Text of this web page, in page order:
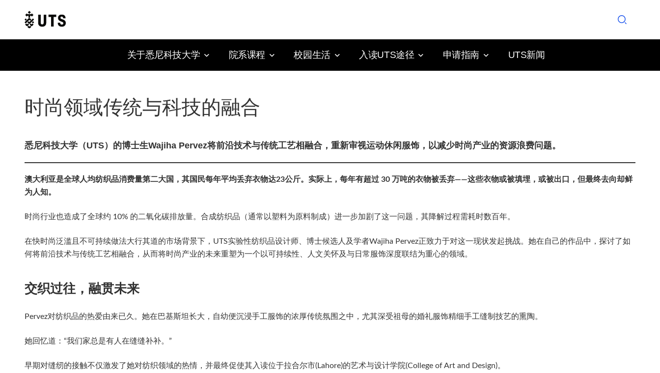
关于悉尼科技大学 院系课程 校园生活 入读UTS途径 申请指南 UTS新闻
时尚领域传统与科技的融合
悉尼科技大学（UTS）的博士生Wajiha Pervez将前沿技术与传统工艺相融合，重新审视运动休闲服饰，以减少时尚产业的资源浪费问题。
澳大利亚是全球人均纺织品消费量第二大国，其国民每年平均丢弃衣物达23公斤。实际上，每年有超过 30 万吨的衣物被丢弃——这些衣物或被填埋，或被出口，但最终去向却鲜
为人知。
时尚行业也造成了全球约 10% 的二氧化碳排放量。合成纺织品（通常以塑料为原料制成）进一步加剧了这一问题，其降解过程需耗时数百年。
在快时尚泛滥且不可持续做法大行其道的市场背景下，UTS实验性纺织品设计师、博士候选人及学者Wajiha Pervez正致力于对这一现状发起挑战。她在自己的作品中，探讨了如
何将前沿技术与传统工艺相融合，从而将时尚产业的未来重塑为一个以可持续性、人文关怀及与日常服饰深度联结为重心的领域。
交织过往，融贯未来
Pervez对纺织品的热爱由来已久。她在巴基斯坦长大，自幼便沉浸手工服饰的浓厚传统氛围之中，尤其深受祖母的婚礼服饰精细手工缝制技艺的熏陶。
她回忆道：“我们家总是有人在缝缝补补。”
早期对缝纫的接触不仅激发了她对纺织领域的热情，并最终促使其入读位于拉合尔市(Lahore)的艺术与设计学院(College of Art and Design)。